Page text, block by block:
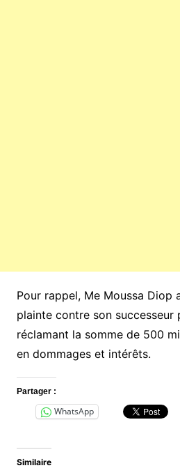
Pour rappel, Me Moussa Diop
plainte contre son
réclamant la somme de 500
en dommages et intérêts.
Partager :
WhatsApp
Similaire